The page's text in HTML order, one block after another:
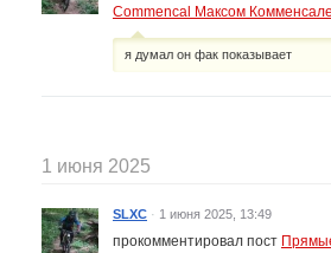
Commencal Максом
я думал он фак показывает
1 июня 2025
SLXC · 1 июня 2025, 13:49
прокомментировал пост